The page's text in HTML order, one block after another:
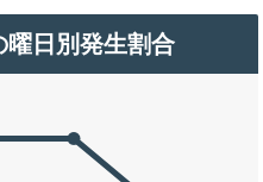
曜日別発生割合